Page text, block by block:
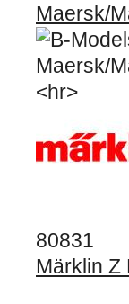
Maersk/
<hr>
80831
Märklin Z